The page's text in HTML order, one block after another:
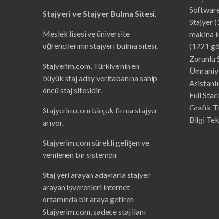
a
ş
r
(
Ü
r
e
t
l
r
N
e
a
r
l
?
Stajyeri ve Stajyer Bulma Sitesi.
Meslek lisesi ve üniversite
öğrencilerinin stajyeri bulma sitesi.
Stajyerim.com, Türkiye’nin en
büyük staj aday veritabanına sahip
öncü staj sitesidir.
Stajyerim.com birçok firma stajyer
arıyor.
Stajyerim.com sürekli gelişen ve
yenilenen bir sistemdir
Staj yeri arayan adaylarla stajyer
arayan işverenleri internet
ortamında bir araya getiren
Stajyerim.com, sadece staj ilanı
Stajyer
makina
(1221
Zorunlu
Full
Grafik
Bilgi